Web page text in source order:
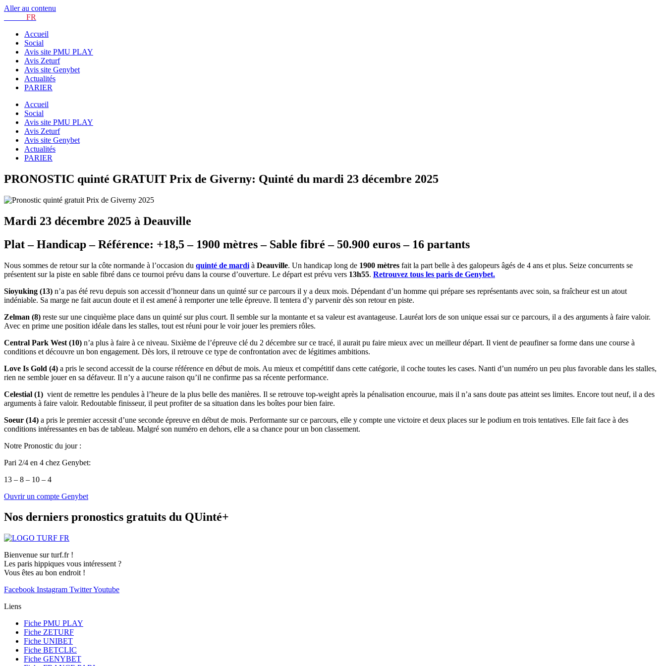
Aller au contenu
FR
Accueil
Social
Avis site PMU PLAY
Avis Zeturf
Avis site Genybet
Actualités
PARIER
Accueil
Social
Avis site PMU PLAY
Avis Zeturf
Avis site Genybet
Actualités
PARIER
PRONOSTIC quinté GRATUIT Prix de Giverny: Quinté du mardi 23 décembre 2025
Mardi 23 décembre 2025 à Deauville
Plat – Handicap – Référence: +18,5 – 1900 mètres – Sable fibré – 50.900 euros – 16 partants
Nous sommes de retour sur la côte normande à l’occasion du quinté de mardi à Deauville. Un handicap long de 1900 mètres fait la part belle à des galopeurs âgés de 4 ans et plus. Seize concurrents se
présentent sur la piste en sable fibré dans ce tournoi prévu dans la course d’ouverture. Le départ est prévu vers 13h55. Retrouvez tous les paris de Genybet.
Sioyuking (13) n’a pas été revu depuis son accessit d’honneur dans un quinté sur ce parcours il y a deux mois. Dépendant d’un homme qui prépare ses représentants avec soin, sa fraîcheur est un atout
indéniable. Sa marge ne fait aucun doute et il est amené à remporter une telle épreuve. Il tentera d’y parvenir dès son retour en piste.
Zelman (8) reste sur une cinquième place dans un quinté sur plus court. Il semble sur la montante et sa valeur est avantageuse. Lauréat lors de son unique essai sur ce parcours, il a des arguments à faire valoir.
Avec en prime une position idéale dans les stalles, tout est réuni pour le voir jouer les premiers rôles.
Central Park West (10) n’a plus à faire à ce niveau. Sixième de l’épreuve clé du 2 décembre sur ce tracé, il aurait pu faire mieux avec un meilleur départ. Il vient de peaufiner sa forme dans une course à
conditions et découvre un bon engagement. Dès lors, il retrouve ce type de confrontation avec de légitimes ambitions.
Love Is Gold (4) a pris le second accessit de la course référence en début de mois. Au mieux et compétitif dans cette catégorie, il coche toutes les cases. Nanti d’un numéro un peu plus favorable dans les stalles,
rien ne semble jouer en sa défaveur. Il n’y a aucune raison qu’il ne confirme pas sa récente performance.
Celestial (1) vient de remettre les pendules à l’heure de la plus belle des manières. Il se retrouve top-weight après la pénalisation encourue, mais il n’a sans doute pas atteint ses limites. Encore tout neuf, il a des
arguments à faire valoir. Redoutable finisseur, il peut profiter de sa situation dans les boîtes pour bien faire.
Soeur (14) a pris le premier accessit d’une seconde épreuve en début de mois. Performante sur ce parcours, elle y compte une victoire et deux places sur le podium en trois tentatives. Elle fait face à des
conditions intéressantes en bas de tableau. Malgré son numéro en dehors, elle a sa chance pour un bon classement.
Notre Pronostic du jour :
Pari 2/4 en 4 chez Genybet:
13 – 8 – 10 – 4
Ouvrir un compte Genybet
Nos derniers pronostics gratuits du QUinté+
Bienvenue sur turf.fr !
Les paris hippiques vous intéressent ?
Vous êtes au bon endroit !
Facebook Instagram TwitterYoutube
Liens
Fiche PMU PLAY
Fiche ZETURF
Fiche UNIBET
Fiche BETCLIC
Fiche GENYBET